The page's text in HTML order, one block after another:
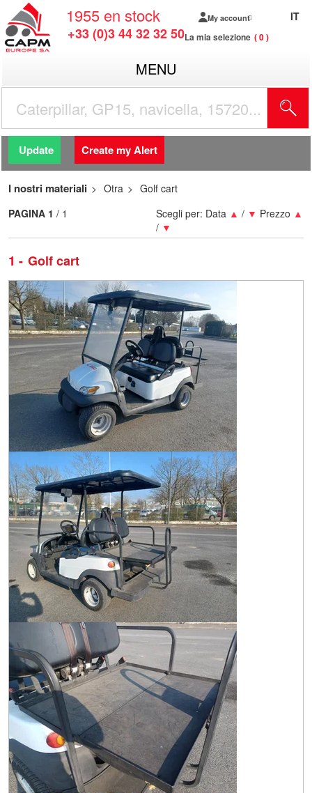
1955 en stock
+33 (0)3 44 32 32 50
My account
La mia selezione 0
IT
MENU
Update Create my Alert
I nostri materiali Otra Golf cart
1 Golf cart
Scegli per: Data ▲ / ▼ Prezzo ▲
/ ▼
PAGINA 1 / 1